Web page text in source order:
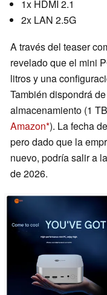
1x HDMI 2.1
2x LAN 2.5G
A través del teaser
revelado que el mini
litros y una
También dispondrá
almacenamiento (1
Amazon ). La fecha
pero dado que la
nuevo, podría salir a
de 2026.